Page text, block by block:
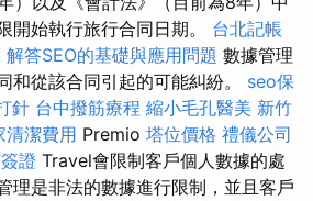
開始執行旅行合同日期。 台北記帳
解答SEO的基礎與應用問題 數據管理
和從該合同引起的可能糾紛。 seo保
針 台中撥筋療程 縮小毛孔醫美 新竹
清潔費用 Premio 塔位價格 禮儀公司
證 Travel會限制客戶個人數據的處
理是非法的數據進行限制，並且客戶